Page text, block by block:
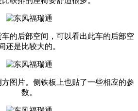
的后部空间，可以看出此车的后部空
还是比较大的。
图片。侧铁板上也贴了一些相应的参
数。